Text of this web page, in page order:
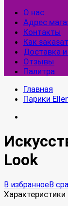
О нас
Адрес
Контакты
Как
Доставка
Отзывы
Палитра
Главная
Парики
Look
В избранноеВ
Характеристики